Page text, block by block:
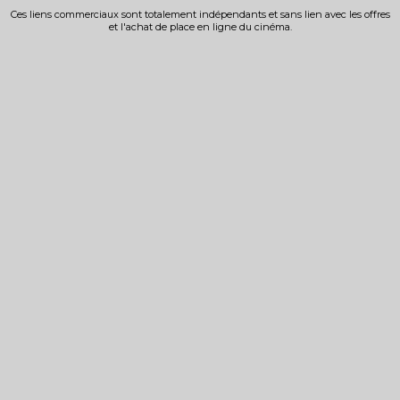
Ces liens commerciaux sont totalement indépendants et sans lien avec les offres
et l'achat de place en ligne du cinéma.